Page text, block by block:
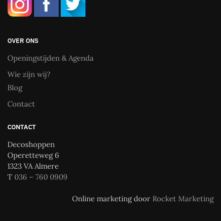
OVER ONS
Openingstijden & Agenda
Wie zijn wij?
Blog
Contact
CONTACT
Decoshoppen
Operetteweg 6
1323 VA Almere
T 036 – 760 0909
Online marketing door Rocket Marketing